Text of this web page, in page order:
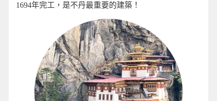
1694年完工，是不丹最重要的建築！